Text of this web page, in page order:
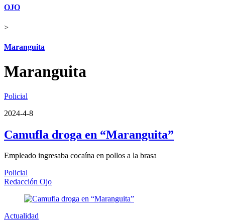
OJO
>
Maranguita
Maranguita
Policial
2024-4-8
Camufla droga en “Maranguita”
Empleado ingresaba cocaína en pollos a la brasa
Policial
Redacción Ojo
Actualidad